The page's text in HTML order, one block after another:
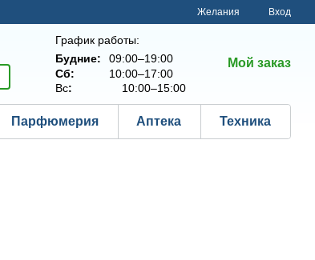
Желания Вход
График работы:
Будние:
09:00–19:00
Сб:
10:00–17:00
Вс: 10:00–15:00
Мой заказ
Парфюмерия Аптека Техника